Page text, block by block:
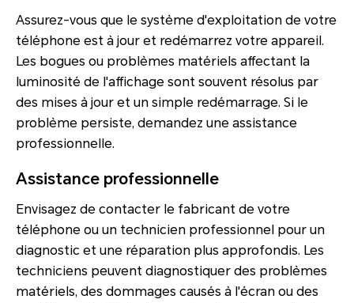
Assurez-vous que le système d'exploitation de votre
téléphone est à jour et redémarrez votre appareil.
Les bogues ou problèmes matériels affectant la
luminosité de l'affichage sont souvent résolus par
des mises à jour et un simple redémarrage. Si le
problème persiste, demandez une assistance
professionnelle.
Assistance professionnelle
Envisagez de contacter le fabricant de votre
téléphone ou un technicien professionnel pour un
diagnostic et une réparation plus approfondis. Les
techniciens peuvent diagnostiquer des problèmes
matériels, des dommages causés à l'écran ou des